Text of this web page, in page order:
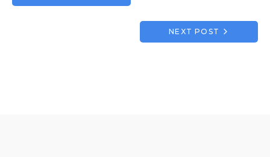
de
NEXT POST